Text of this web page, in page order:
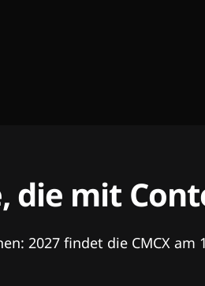
die mit
2027 findet die CMCX